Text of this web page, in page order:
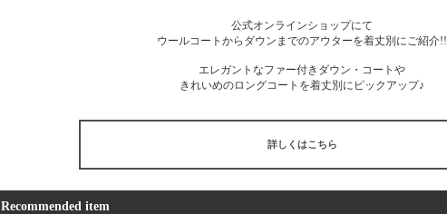
公式オンラインショップにて
ウールコートからダウンまでのアウターを着丈別にご紹介!!
エレガントなファー付きダウン・コートや
きれいめのロングコートを着丈別にピックアップ♪
詳しくはこちら
Recommended item